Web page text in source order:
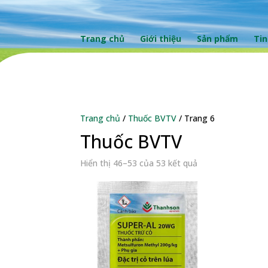
Trang chủ Giới thiệu Sản phẩm
Trang chủ / Thuốc BVTV / Trang 6
Thuốc BVTV
Hiển thị 46–53 của 53 kết quả